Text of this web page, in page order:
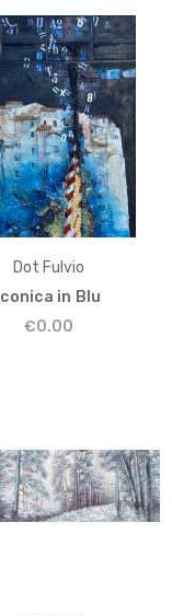
Dot Fulvio
Iconica in Blu
€0.00